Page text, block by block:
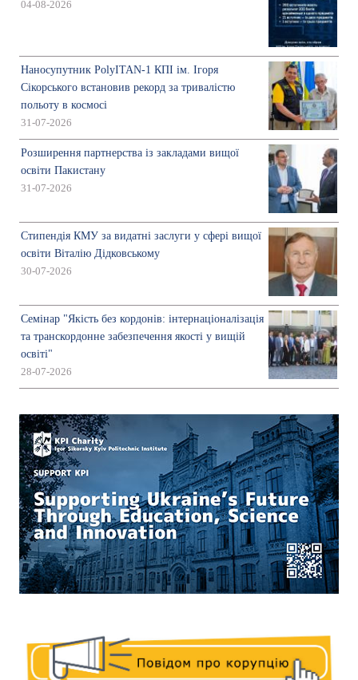
04-08-2026
Наносупутник PolyITAN-1 КПІ ім. Ігоря
Сікорського встановив рекорд за тривалістю
польоту в космосі
31-07-2026
Розширення партнерства із закладами вищої
освіти Пакистану
31-07-2026
Стипендія КМУ за видатні заслуги у сфері вищої
освіти Віталію Дідковському
30-07-2026
Семінар "Якість без кордонів: інтернаціоналізація
та транскордонне забезпечення якості у вищій
освіті"
28-07-2026